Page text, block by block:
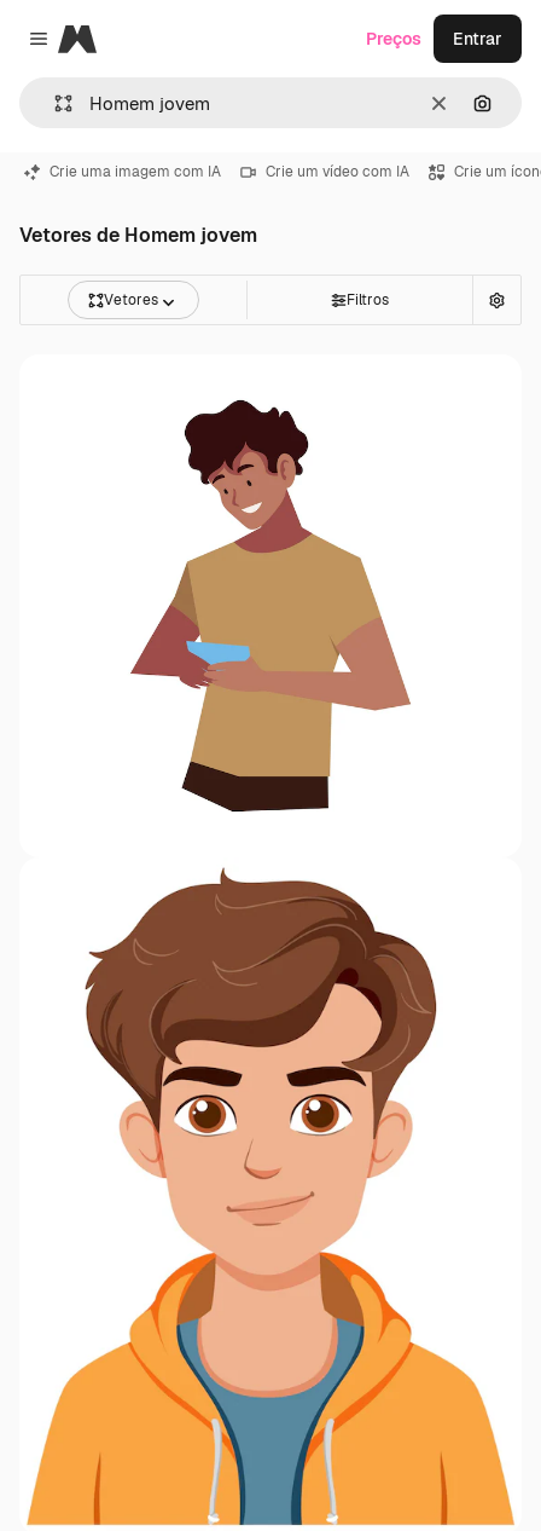
Close menu
Magnific
Limpar
Preços Entrar
Crie uma imagem com IA Crie um vídeo com IA Crie um
Vetores de Homem jovem
Vetores Filtros